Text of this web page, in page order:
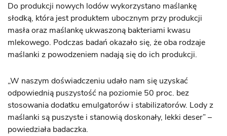
Do produkcji nowych lodów wykorzystano maślankę
słodką, która jest produktem ubocznym przy produkcji
masła oraz maślankę ukwaszoną bakteriami kwasu
mlekowego. Podczas badań okazało się, że oba rodzaje
maślanki z powodzeniem nadają się do ich produkcji.
„W naszym doświadczeniu udało nam się uzyskać
odpowiednią puszystość na poziomie 50 proc. bez
stosowania dodatku emulgatorów i stabilizatorów. Lody z
maślanki są puszyste i stanowią doskonały, lekki deser” –
powiedziała badaczka.